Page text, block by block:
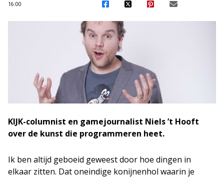
16:00
KIJK-columnist en gamejournalist Niels ’t Hooft
over de kunst die programmeren heet.
Ik ben altijd geboeid geweest door hoe dingen in
elkaar zitten. Dat oneindige konijnenhol waarin je